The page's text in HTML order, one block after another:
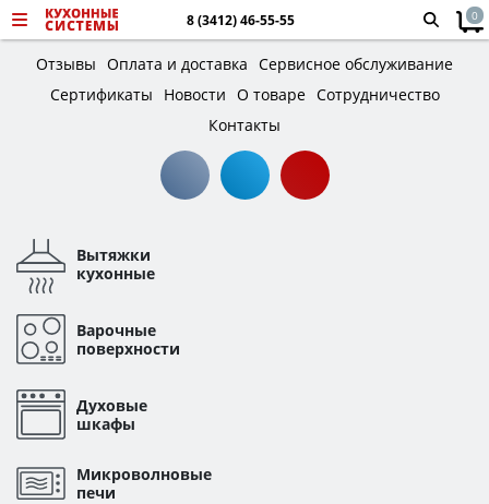
8 (3412) 46-55-55 0
Отзывы Оплата и доставка Сервисное обслуживание
Сертификаты
Новости О товаре Сотрудничество
Контакты
Вытяжки
кухонные
Варочные
поверхности
Духовые
шкафы
Микроволновые
печи